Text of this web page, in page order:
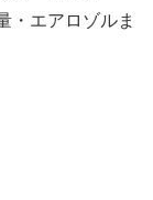
・エアロゾルま